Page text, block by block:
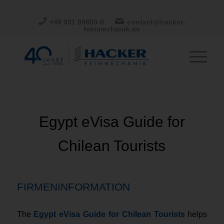
Egypt eVisa Guide for
Chilean Tourists
FIRMENINFORMATION
The Egypt eVisa Guide for Chilean Tourists helps